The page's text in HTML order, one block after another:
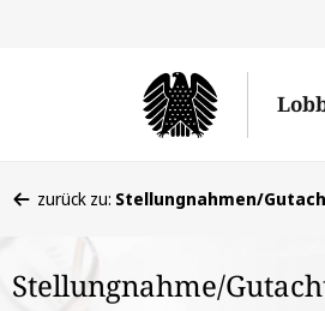
befinden
hier:
zurück zu: Stellungnahmen/
Stellungnahme/